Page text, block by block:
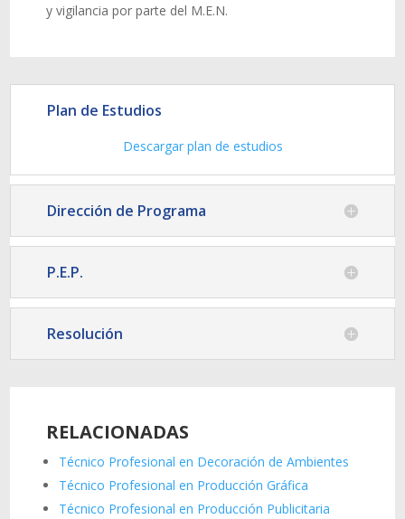
y vigilancia por parte del M.E.N.
Plan de Estudios
Descargar plan de estudios
Dirección de Programa
P.E.P.
Resolución
RELACIONADAS
Técnico Profesional en Decoración de Ambientes
Técnico Profesional en Producción Gráfica
Técnico Profesional en Producción Publicitaria